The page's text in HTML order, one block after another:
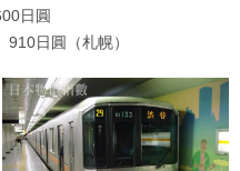
日圓
日圓（札幌）